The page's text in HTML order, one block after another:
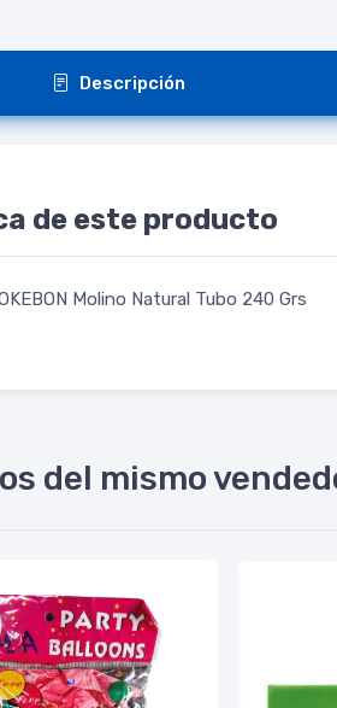
Descripción
de este producto
Molino Natural Tubo 240 Grs
del mismo